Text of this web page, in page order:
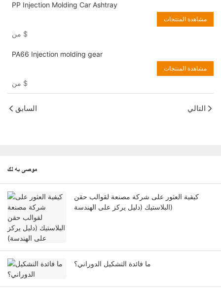
PP Injection Molding Car Ashtray
$
مشاهدة المنتجات
PA66 Injection molding gear
$
مشاهدة المنتجات
السابق التالي
موصى به لك
كيفية العثور على شركة مصنعة لقوالب حقن
البلاستيك (دليل يركز على الهندسة)
ما فائدة التشكيل الدوراني؟